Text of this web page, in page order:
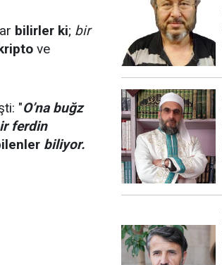
bilirler ki; bir
ve
"O’na buğz
ferdin
biliyor.